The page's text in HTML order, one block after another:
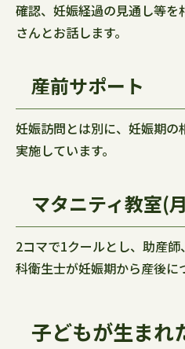
確認、妊娠経過の見通し等
さんとお話します。
産前サポート
妊娠訪問とは別に、妊娠期
実施しています。
マタニティ教室(
2コマで1クールとし、助産
科衛生士が妊娠期から産後に
子どもが生まれ